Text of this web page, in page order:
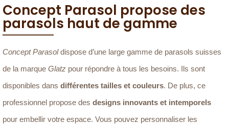
Concept Parasol propose des
parasols haut de gamme
Concept Parasoldispose d’une large gamme de parasols suisses
de la marque Glatz pour répondre à tous les besoins. Ils sont
disponibles dans différentes tailles et couleurs. De plus, ce
professionnel propose des designs innovants et intemporels
pour embellir votre espace. Vous pouvez personnaliser les